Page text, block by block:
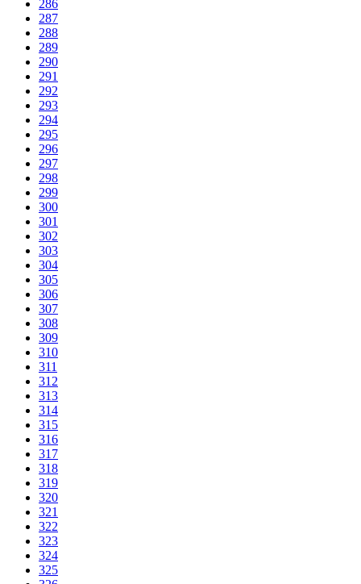
286
287
288
289
290
291
292
293
294
295
296
297
298
299
300
301
302
303
304
305
306
307
308
309
310
311
312
313
314
315
316
317
318
319
320
321
322
323
324
325